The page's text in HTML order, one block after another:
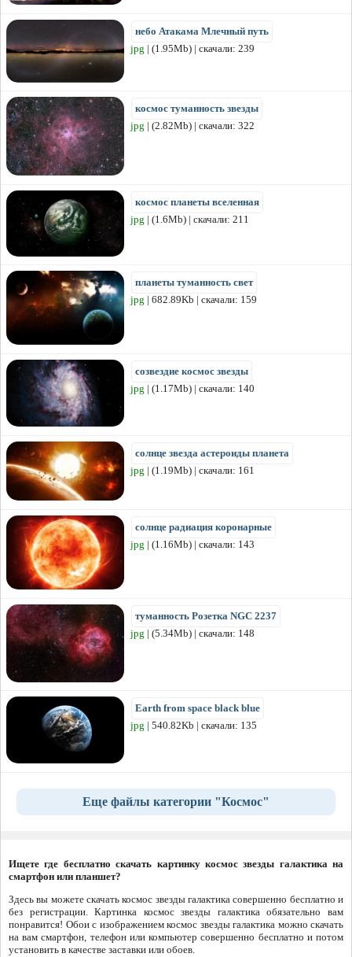
небо Атакама Млечный путь
jpg | (1.95Mb) | скачали: 239
космос туманность звезды
jpg | (2.82Mb) | скачали: 322
космос планеты вселенная
jpg | (1.6Mb) | скачали: 211
планеты туманность свет
jpg | 682.89Kb | скачали: 159
созвездие космос звезды
jpg | (1.17Mb) | скачали: 140
солнце звезда астероиды планета
jpg | (1.19Mb) | скачали: 161
солнце радиация коронарные
jpg | (1.16Mb) | скачали: 143
туманность Розетка NGC 2237
jpg | (5.34Mb) | скачали: 148
Earth from space black blue
jpg | 540.82Kb | скачали: 135
Еще файлы категории "Космос"
Ищете где бесплатно скачать картинку космос звезды галактика на
смартфон или планшет?
Здесь вы можете скачать космос звезды галактика совершенно бесплатно и
без регистрации. Картинка космос звезды галактика обязательно вам
понравится! Обои с изображением космос звезды галактика можно скачать
на вам смартфон, телефон или компьютер совершенно бесплатно и потом
установить в качестве заставки или обоев.